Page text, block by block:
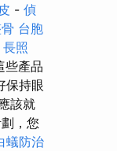
- 偵
台胞
長照
些產品
保持眼
該就
，您
蟻防治